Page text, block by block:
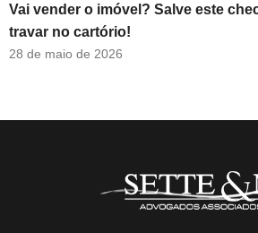
Vai vender o imóvel? Salve este
travar no cartório!
28 de maio de 2026